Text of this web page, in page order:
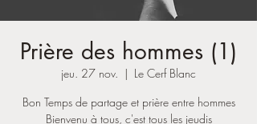
Prière des hommes (1)
jeu. 27 nov.
  |
Le Cerf Blanc
Bon Temps de partage et prière entre hommes
Bienvenu à tous, c'est tous les jeudis